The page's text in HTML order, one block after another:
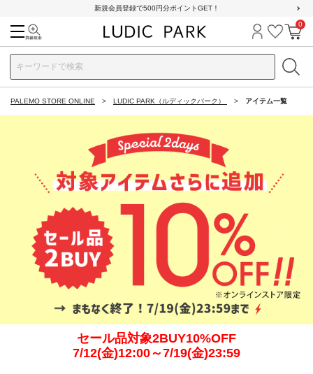
新規会員登録で500円分ポイントGET！
ログイン
お気に
カ
0
PALEMO STORE ONLINE LUDIC PARK（ルディックパーク） アイテム一覧
セール品対象2BUY10%OFF
7/12(金)12:00～7/19(金)23:59